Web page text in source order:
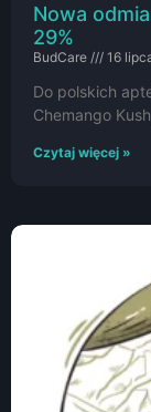
Nowa
29%
BudCare 16
Do polskich
Chemango
Czytaj więcej »